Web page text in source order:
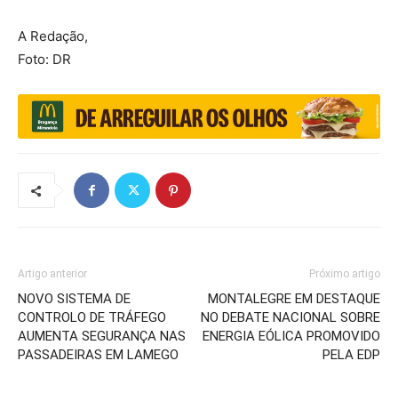
A Redação,
Foto: DR
Artigo anterior
NOVO SISTEMA DE
CONTROLO DE TRÁFEGO
AUMENTA SEGURANÇA NAS
PASSADEIRAS EM LAMEGO
Próximo artigo
MONTALEGRE EM DESTAQUE
NO DEBATE NACIONAL SOBRE
ENERGIA EÓLICA PROMOVIDO
PELA EDP